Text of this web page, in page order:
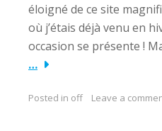
éloigné de ce site
où j’étais déjà venu en
occasion se présente !
…
Posted in off Leave a